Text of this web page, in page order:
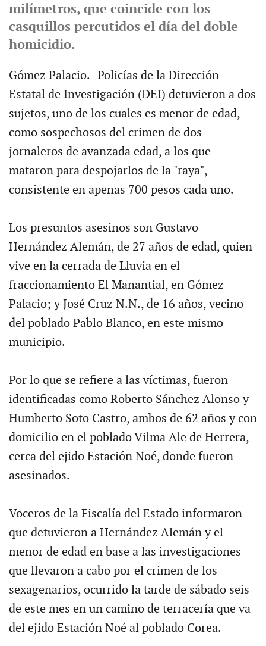
milímetros, que coincide con los
casquillos percutidos el día del doble
homicidio.
Gómez Palacio.- Policías de la Dirección
Estatal de Investigación (DEI) detuvieron a dos
sujetos, uno de los cuales es menor de edad,
como sospechosos del crimen de dos
jornaleros de avanzada edad, a los que
mataron para despojarlos de la "raya",
consistente en apenas 700 pesos cada uno.
Los presuntos asesinos son Gustavo
Hernández Alemán, de 27 años de edad, quien
vive en la cerrada de Lluvia en el
fraccionamiento El Manantial, en Gómez
Palacio; y José Cruz N.N., de 16 años, vecino
del poblado Pablo Blanco, en este mismo
municipio.
Por lo que se refiere a las víctimas, fueron
identificadas como Roberto Sánchez Alonso y
Humberto Soto Castro, ambos de 62 años y con
domicilio en el poblado Vilma Ale de Herrera,
cerca del ejido Estación Noé, donde fueron
asesinados.
Voceros de la Fiscalía del Estado informaron
que detuvieron a Hernández Alemán y el
menor de edad en base a las investigaciones
que llevaron a cabo por el crimen de los
sexagenarios, ocurrido la tarde de sábado seis
de este mes en un camino de terracería que va
del ejido Estación Noé al poblado Corea.